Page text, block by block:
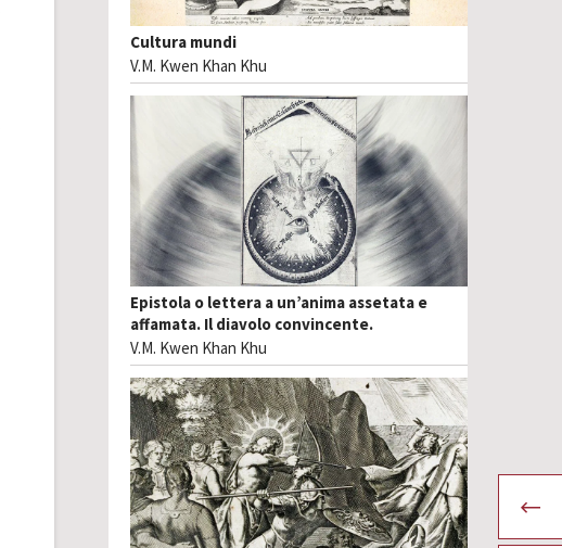
Cultura mundi
V.M. Kwen Khan Khu
Epistola o lettera a un’anima assetata e
affamata. Il diavolo convincente.
V.M. Kwen Khan Khu